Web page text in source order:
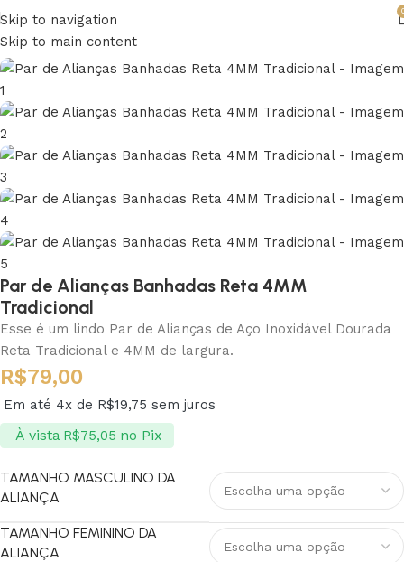
Skip to navigation
Skip to main content
Par de Alianças Banhadas Reta 4MM
Tradicional
Esse é um lindo Par de Alianças de Aço Inoxidável Dourada
Reta Tradicional e 4MM de largura.
R$79,00
Em até 4x de R$19,75 sem juros
À vista R$75,05 no Pix
TAMANHO MASCULINO DA
ALIANÇA
TAMANHO FEMININO DA
ALIANÇA